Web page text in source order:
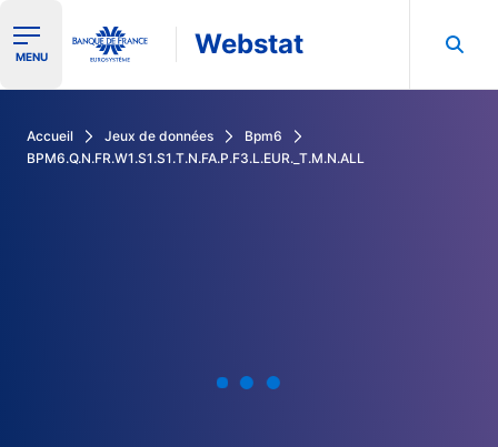
Ouvrir le menu de navigation
MENU Webstat
Accueil Jeux de données
Bpm6
BPM6.Q.N.FR.W1.S1.S1.T.N.FA.P.F3.L.EUR._T.M.N.ALL